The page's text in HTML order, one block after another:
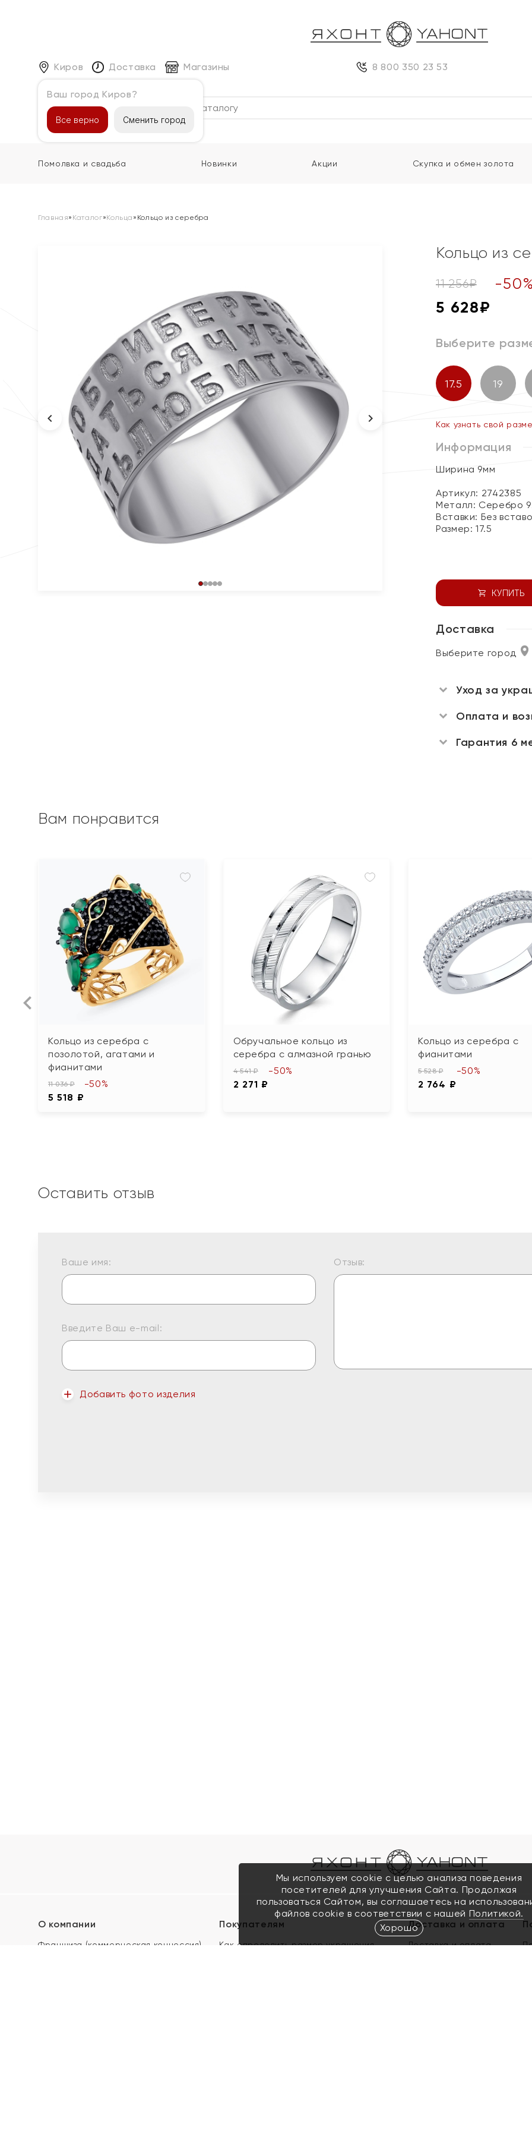
Киров
Ваш город Киров?
Все верно Сменить город
Доставка Магазины 8 800 350 23 53
Каталог
Помолвка и свадьба Новинки Акции Скупка и обмен золота
Главная» Каталог»Кольца » Кольцо из серебра
Кольцо из
11 256₽ -50%
5 628₽
Выберите
17.5 19
Как узнать свой
Информация
Ширина 9мм
Артикул: 2742385
Металл: Серебро
Вставки: Без
Размер:17.5
КУПИТЬ
Доставка
Выберите город
Уход за
Оплата и
Гарантия 6
Вам понравится
Кольцо из серебра с
позолотой, агатами и
фианитами
11 036 ₽
5 518 ₽
-50%
Обручальное кольцо из
серебра с алмазной гранью
4 541 ₽
2 271 ₽
-50%
Кольцо из серебра с
фианитами
5 528 ₽
2 764 ₽
-50%
Оставить отзыв
Ваше имя:
Введите Ваш e-mail:
Добавить фото изделия
Отзыв:
О компании
Франшиза (коммерческая концессия)
Покупателям
Как определить размер украшения
Доставка и оплата
Доставка и оплата
Мы используем cookie с целью анализа поведения
посетителей для улучшения Сайта. Продолжая
пользоваться Сайтом, вы соглашаетесь на
файлов cookie в соответствии с нашей Политикой.
Хорошо